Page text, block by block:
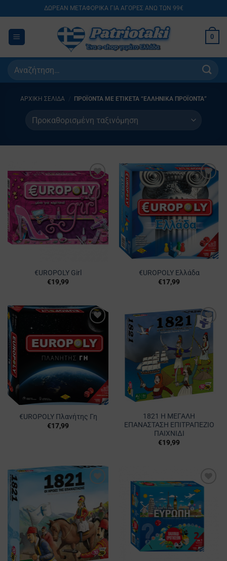
to
content
ΔΩΡΕΑΝ ΜΕΤΑΦΟΡΙΚΑ ΓΙΑ ΑΓΟΡΕΣ ΑΝΩ ΤΩΝ 99€
0
Αναζήτηση
ΑΡΧΙΚΉ ΣΕΛΊΔΑ ΠΡΟΪΌΝΤΑ ΜΕ ΕΤΙΚΈΤΑ “ΕΛΛΗΝΙΚΑ ΠΡΟΪΌΝΤΑ”
Προσθήκη
στα
Αγαπημένα
€UROPOLY Girl
€19,99
Προσθήκη
στα
Αγαπημένα
€UROPOLY Ελλάδα
€17,99
Προσθήκη
στα
Αγαπημένα
€UROPOLY Πλανήτης Γη
€17,99
Προσθήκη
στα
Αγαπημένα
1821 Η ΜΕΓΑΛΗ
ΕΠΑΝΑΣΤΑΣΗ ΕΠΙΤΡΑΠΕΖΙΟ
ΠΑΙΧΝΙΔΙ
€19,99
Προσθήκη
στα
Αγαπημένα
Προσθήκη
Αγαπημένα